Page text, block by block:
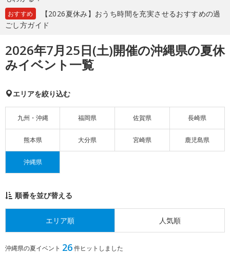
おすすめ
【2026夏休み】おうち時間を充実させるおすすめの過
ごし方ガイド
2026年7月25日(土)開催の沖縄県の夏休
みイベント一覧
エリアを絞り込む
九州・沖縄 福岡県 佐賀県 長崎県
熊本県 大分県 宮崎県 鹿児島県
沖縄県
順番を並び替える
エリア順 人気順
沖縄県の夏イベント 26件ヒットしました